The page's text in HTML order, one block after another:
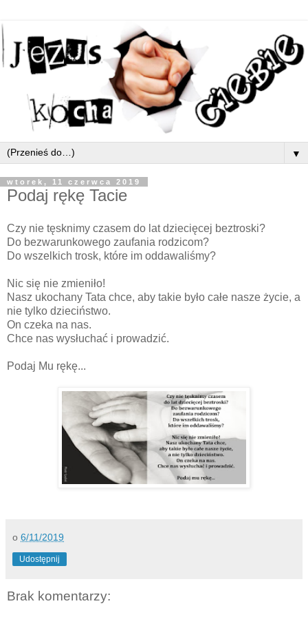
▼
wtorek, 11 czerwca 2019
Podaj rękę Tacie
Czy nie tęsknimy czasem do lat dziecięcej beztroski?
Do bezwarunkowego zaufania rodzicom?
Do wszelkich trosk, które im oddawaliśmy?
Nic się nie zmieniło!
Nasz ukochany Tata chce, aby takie było całe nasze życie, a
nie tylko dzieciństwo.
On czeka na nas.
Chce nas wysłuchać i prowadzić.
Podaj Mu rękę...
o 6/11/2019
Udostępnij
Brak komentarzy: